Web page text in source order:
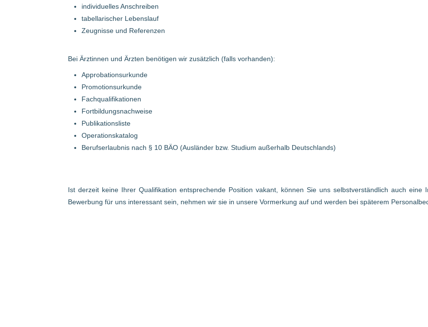
individuelles Anschreiben
tabellarischer Lebenslauf
Zeugnisse und Referenzen
Bei Ärztinnen und Ärzten benötigen wir zusätzlich (falls vorhanden):
Approbationsurkunde
Promotionsurkunde
Fachqualifikationen
Fortbildungsnachweise
Publikationsliste
Operationskatalog
Berufserlaubnis nach § 10 BÄO (Ausländer bzw. Studium außerhalb Deutschlands)
Ist derzeit keine Ihrer Qualifikation entsprechende Position vakant, können Sie uns selbstverständlich auch eine
Bewerbung für uns interessant sein, nehmen wir sie in unsere Vormerkung auf und werden bei späterem